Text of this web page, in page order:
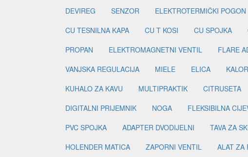
DEVIREG
SENZOR ELEKTROTERMIČKI POGON
CU TESNILNA KAPA
CU T KOSI CU SPOJKA
PROPAN
ELEKTROMAGNETNI VENTIL FLARE
VANJSKA REGULACIJA
MIELE ELICA
KUHALO ZA KAVU
MULTIPRAKTIK CITRUSETA
DIGITALNI PRIJEMNIK
NOGA FLEKSIBILNA
PVC SPOJKA
ADAPTER DVODIJELNI TAVA ZA
HOLENDER MATICA
ZAPORNI VENTIL ALAT ZA